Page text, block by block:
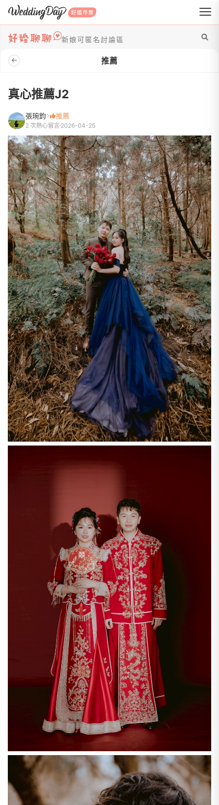
WeddingDay 好婚市集
新娘可匿名討論區
推薦
真心推薦J2
張琬鈞 推薦
2 次熱心留言 2026-04-25